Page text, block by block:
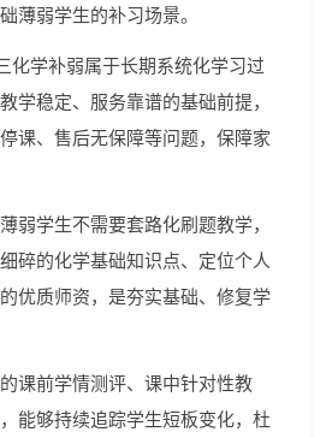
薄弱学生的补习场景。
化学补弱属于长期系统化学习过
学稳定、服务靠谱的基础前提，
课、售后无保障等问题，保障家
弱学生不需要套路化刷题教学，
碎的化学基础知识点、定位个人
优质师资，是夯实基础、修复学
课前学情测评、课中针对性教
能够持续追踪学生短板变化，杜